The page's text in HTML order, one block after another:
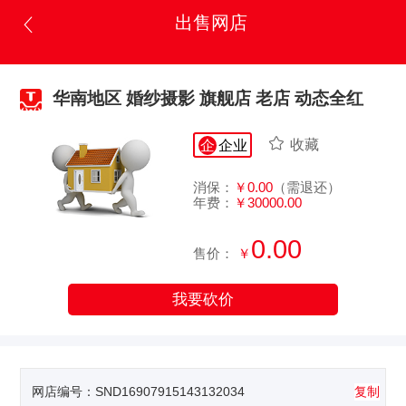
出售网店
华南地区 婚纱摄影 旗舰店 老店 动态全红
企 企业 收藏
消保： ￥0.00 （需退还）
年费： ￥30000.00
售价： ￥ 0.00
我要砍价
网店编号：SND16907915143132034 复制